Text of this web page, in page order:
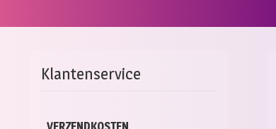
Klantenservice